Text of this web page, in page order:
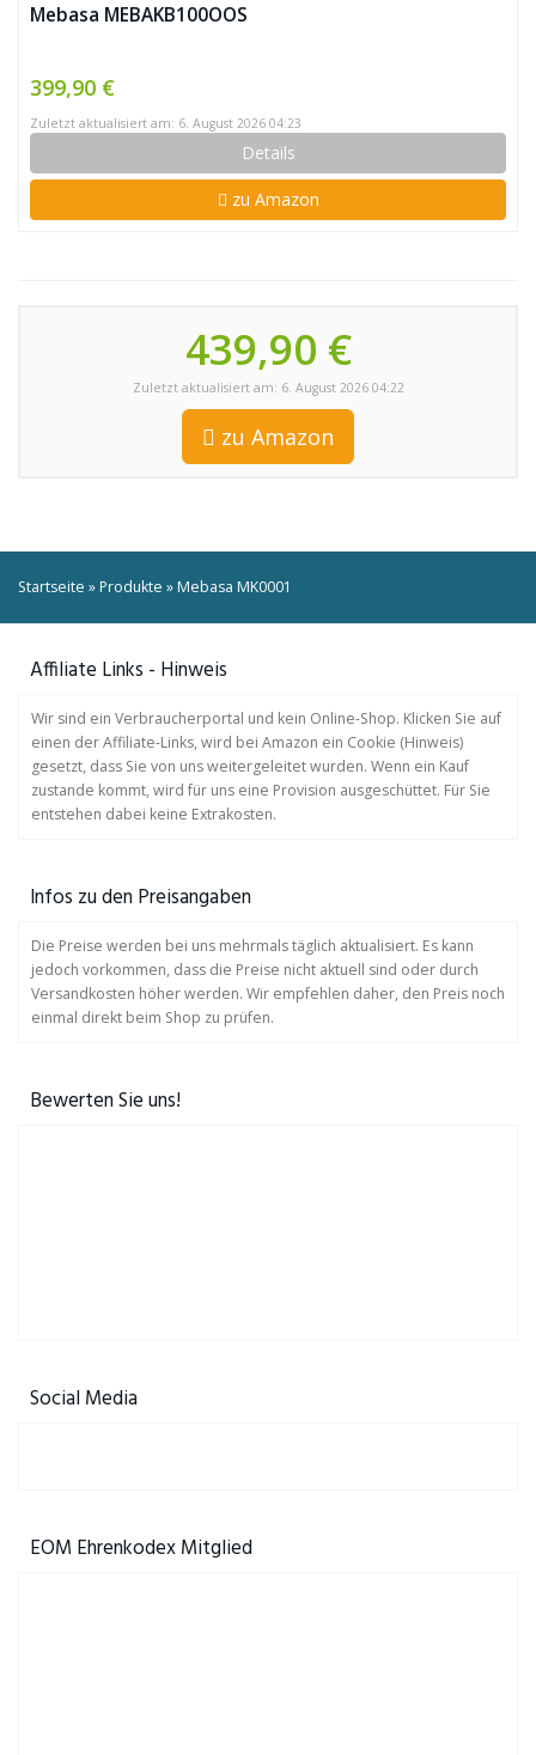
Mebasa MEBAKB100OOS
399,90 €
Zuletzt aktualisiert am: 6. August 2026 04:23
Details
zu Amazon
439,90 €
Zuletzt aktualisiert am: 6. August 2026 04:22
zu Amazon
Startseite »Produkte »Mebasa MK0001
Affiliate Links - Hinweis
Wir sind ein Verbraucherportal und kein Online-Shop. Klicken Sie auf
einen der Affiliate-Links, wird bei Amazon ein Cookie (Hinweis)
gesetzt, dass Sie von uns weitergeleitet wurden. Wenn ein Kauf
zustande kommt, wird für uns eine Provision ausgeschüttet. Für Sie
entstehen dabei keine Extrakosten.
Infos zu den Preisangaben
Die Preise werden bei uns mehrmals täglich aktualisiert. Es kann
jedoch vorkommen, dass die Preise nicht aktuell sind oder durch
Versandkosten höher werden. Wir empfehlen daher, den Preis noch
einmal direkt beim Shop zu prüfen.
Bewerten Sie uns!
Social Media
EOM Ehrenkodex Mitglied